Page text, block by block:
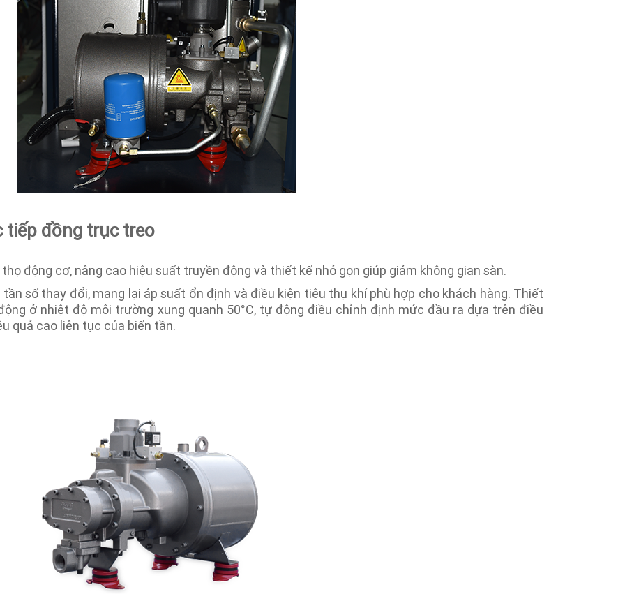
tiếp đồng trục treo
động cơ, nâng cao hiệu suất truyền động và thiết kế nhỏ gọn giúp giảm không gian sàn.
số thay đổi, mang lại áp suất ổn định và điều kiện tiêu thụ khí phù hợp cho khách hàng. Thiết
ở nhiệt độ môi trường xung quanh 50°C, tự động điều chỉnh định mức đầu ra dựa trên điều
quả cao liên tục của biến tần.